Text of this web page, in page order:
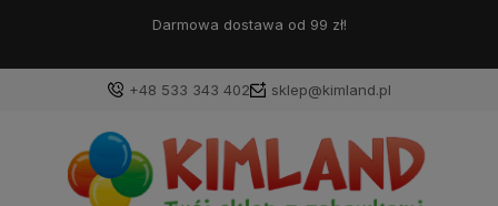
Darmowa dostawa od 99 zł!
+48 533 343 402 sklep@kimland.pl